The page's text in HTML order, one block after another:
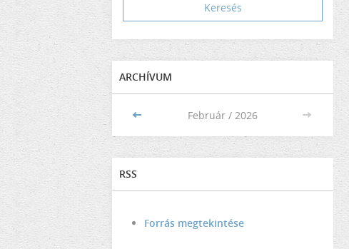
ARCHÍVUM
<< Február / 2026 >>
RSS
Forrás megtekintése